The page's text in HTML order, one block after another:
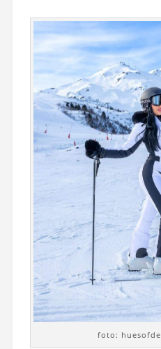
foto: